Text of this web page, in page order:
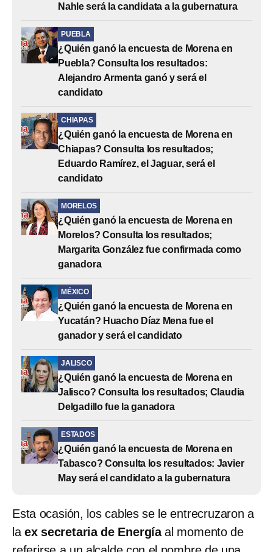
Nahle será la candidata a la gubernatura
PUEBLA
¿Quién ganó la encuesta de Morena en
Puebla? Consulta los resultados:
Alejandro Armenta ganó y será el
candidato
CHIAPAS
¿Quién ganó la encuesta de Morena en
Chiapas? Consulta los resultados;
Eduardo Ramírez, el Jaguar, será el
candidato
MORELOS
¿Quién ganó la encuesta de Morena en
Morelos? Consulta los resultados;
Margarita González fue confirmada como
ganadora
MÉXICO
¿Quién ganó la encuesta de Morena en
Yucatán? Huacho Díaz Mena fue el
ganador y será el candidato
JALISCO
¿Quién ganó la encuesta de Morena en
Jalisco? Consulta los resultados; Claudia
Delgadillo fue la ganadora
ESTADOS
¿Quién ganó la encuesta de Morena en
Tabasco? Consulta los resultados: Javier
May será el candidato a la gubernatura
Esta ocasión, los cables se le entrecruzaron a
la ex secretaria de Energíaal momento de